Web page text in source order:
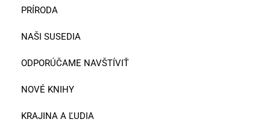
PRÍRODA
NAŠI SUSEDIA
ODPORÚČAME NAVŠTÍVIŤ
NOVÉ KNIHY
KRAJINA A ĽUDIA